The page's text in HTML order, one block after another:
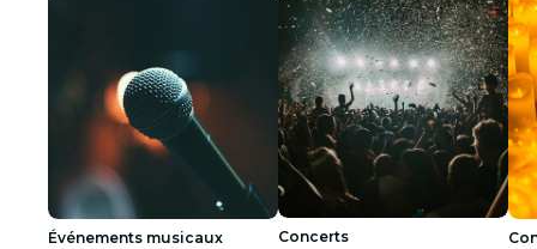
Événements musicaux Concerts